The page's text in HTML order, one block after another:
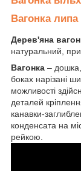
Вагонка
Дерев'яна
натуральний,
Вагонка –
боках нарізані
можливості
деталей
канавки-
конденсата на
рейкою.